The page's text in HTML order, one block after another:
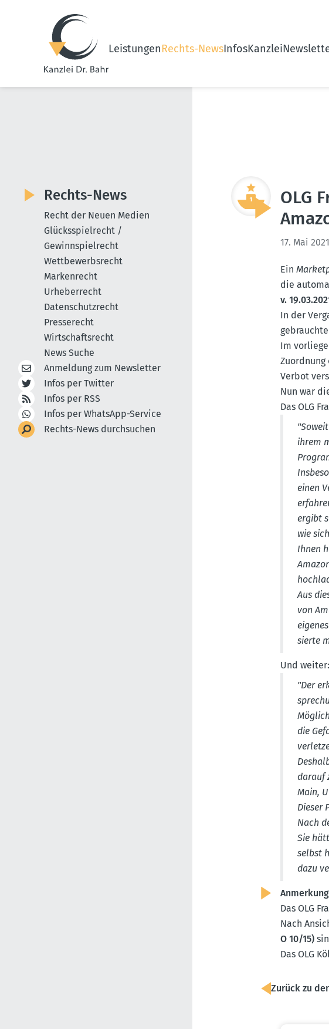
LeistungenRechts-NewsInfosKanzlei
OLG
17. Mai 2021
Ein
die
v.
In der
Im
Verbot
Nun war
Das OLG
ihrem
einen
ergibt
wie
Ihnen
Aus
von
sierte
Und weiter:
"Der
die
darauf
Main,
Dieser
Nach
Sie
selbst
dazu
Das OLG
Nach
O 10/15)
Das OLG
Zurück zu
Rechts-News
Recht der Neuen Medien
Glücksspielrecht /
Gewinnspielrecht
Wettbewerbsrecht
Markenrecht
Urheberrecht
Datenschutzrecht
Presserecht
Wirtschaftsrecht
News Suche
Anmeldung zum Newsletter
Infos per Twitter
Infos per RSS
Infos per WhatsApp-Service
Rechts-News durchsuchen